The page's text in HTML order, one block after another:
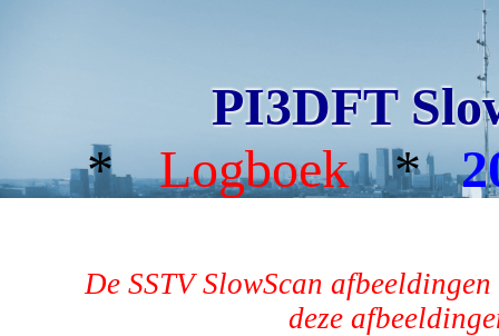
PI3DFT
*Logboek*
De SSTV SlowScan
deze